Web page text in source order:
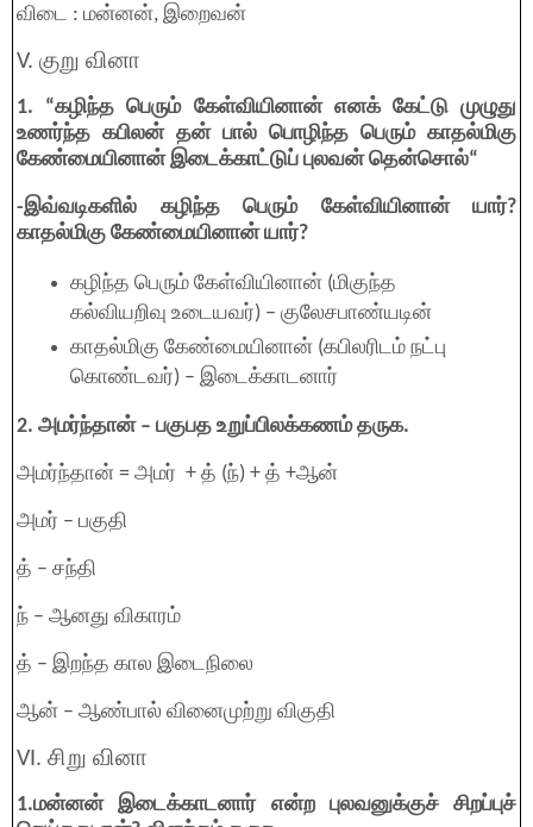
விடை : மன்னன், இறைவன்
V. குறு வினா
1. “கழிந்த பெரும் கேள்வியினான் எனக் கேட்டு முழுது
உணர்ந்த கபிலன் தன் பால் பொழிந்த பெரும் காதல்மிகு
கேண்மையினான் இடைக்காட்டுப் புலவன் தென்சொல்“
-இவ்வடிகளில் கழிந்த பெரும் கேள்வியினான் யார்?
காதல்மிகு கேண்மையினான் யார்?
கழிந்த பெரும் கேள்வியினான் (மிகுந்த
கல்வியறிவு உடையவர்) – குலேசபாண்யடின்
காதல்மிகு கேண்மையினான் (கபிலரிடம் நட்பு
கொண்டவர்) – இடைக்காடனார்
2. அமர்ந்தான் – பகுபத உறுப்பிலக்கணம் தருக.
அமர்ந்தான் = அமர் + த் (ந்) + த் +ஆன்
அமர் – பகுதி
த் – சந்தி
ந் – ஆனது விகாரம்
த் – இறந்த கால இடைநிலை
ஆன் – ஆண்பால் வினைமுற்று விகுதி
VI. சிறு வினா
1.மன்னன் இடைக்காடனார் என்ற புலவனுக்குச் சிறப்புச்